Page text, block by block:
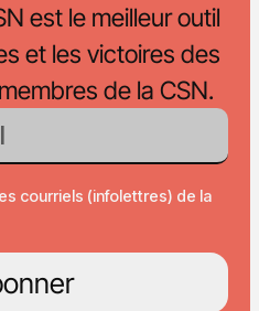
est le meilleur outil
et les victoires des
de la CSN.
courriels (infolettres) de la